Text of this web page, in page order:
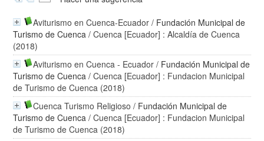
Aviturismo en Cuenca-Ecuador / Fundación Municipal de
Turismo de Cuenca / Cuenca [Ecuador] : Alcaldía de Cuenca
(2018)
Aviturismo en Cuenca - Ecuador / Fundación Municipal de
Turismo de Cuenca / Cuenca [Ecuador] : Fundacion Municipal
de Turismo de Cuenca (2018)
Cuenca Turismo Religioso / Fundación Municipal de
Turismo de Cuenca / Cuenca [Ecuador] : Fundacion Municipal
de Turismo de Cuenca (2018)